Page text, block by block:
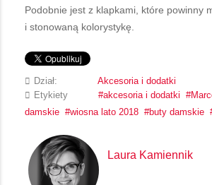
Podobnie jest z klapkami, które powinny
i stonowaną kolorystykę.
Dział:
Akcesoria i dodatki
Etykiety
akcesoria i dodatki
damskie
wiosna lato 2018 buty damskie
Laura Kamiennik